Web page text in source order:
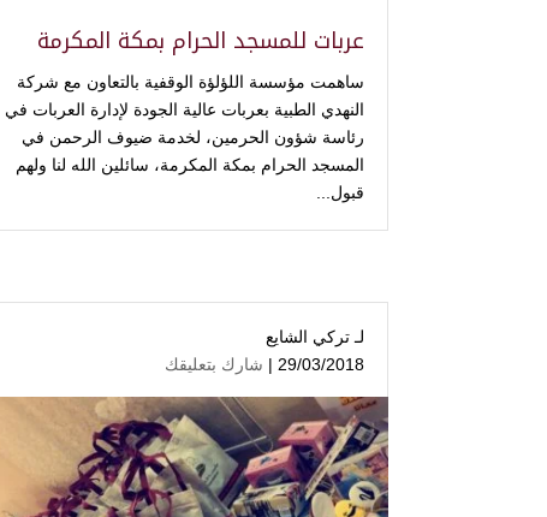
عربات للمسجد الحرام بمكة المكرمة
‏ساهمت ⁧‫مؤسسة اللؤلؤة الوقفية‬⁩ بالتعاون مع ⁧‫شركة‬⁩
النهدي الطبية ‏بعربات عالية الجودة لإدارة العربات‬⁩ في
رئاسة شؤون الحرمين، لخدمة ضيوف الرحمن في
المسجد الحرام بمكة المكرمة، سائلين الله لنا ولهم
قبول...
لـ تركي الشايع
29/03/2018 |
شارك بتعليقك